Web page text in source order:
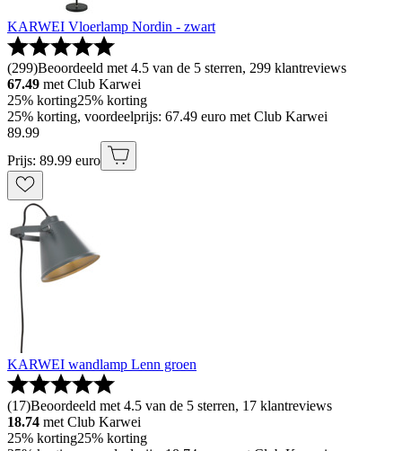
KARWEI Vloerlamp Nordin - zwart
(299)Beoordeeld met 4.5 van de 5 sterren, 299 klantreviews
67.49 met Club Karwei
25% korting25% korting
25% korting, voordeelprijs: 67.49 euro met Club Karwei
89.99
Prijs: 89.99 euro
KARWEI wandlamp Lenn groen
(17)Beoordeeld met 4.5 van de 5 sterren, 17 klantreviews
18.74 met Club Karwei
25% korting25% korting